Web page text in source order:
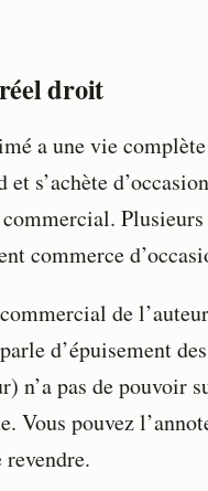
droit
a une vie
et s’achète
commerce
de
d’épuisement
n’a pas de pouvoir
Vous pouvez